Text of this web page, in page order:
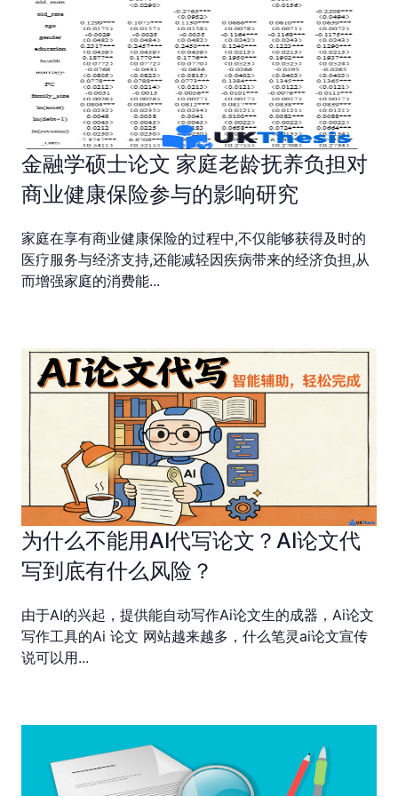
金融学硕士论文 家庭老龄抚养负担对
商业健康保险参与的影响研究
家庭在享有商业健康保险的过程中,不仅能够获得及时的
医疗服务与经济支持,还能减轻因疾病带来的经济负担,从
而增强家庭的消费能...
为什么不能用AI代写论文？AI论文代
写到底有什么风险？
由于AI的兴起，提供能自动写作Ai论文生的成器，Ai论文
写作工具的Ai 论文 网站越来越多，什么笔灵ai论文宣传
说可以用...